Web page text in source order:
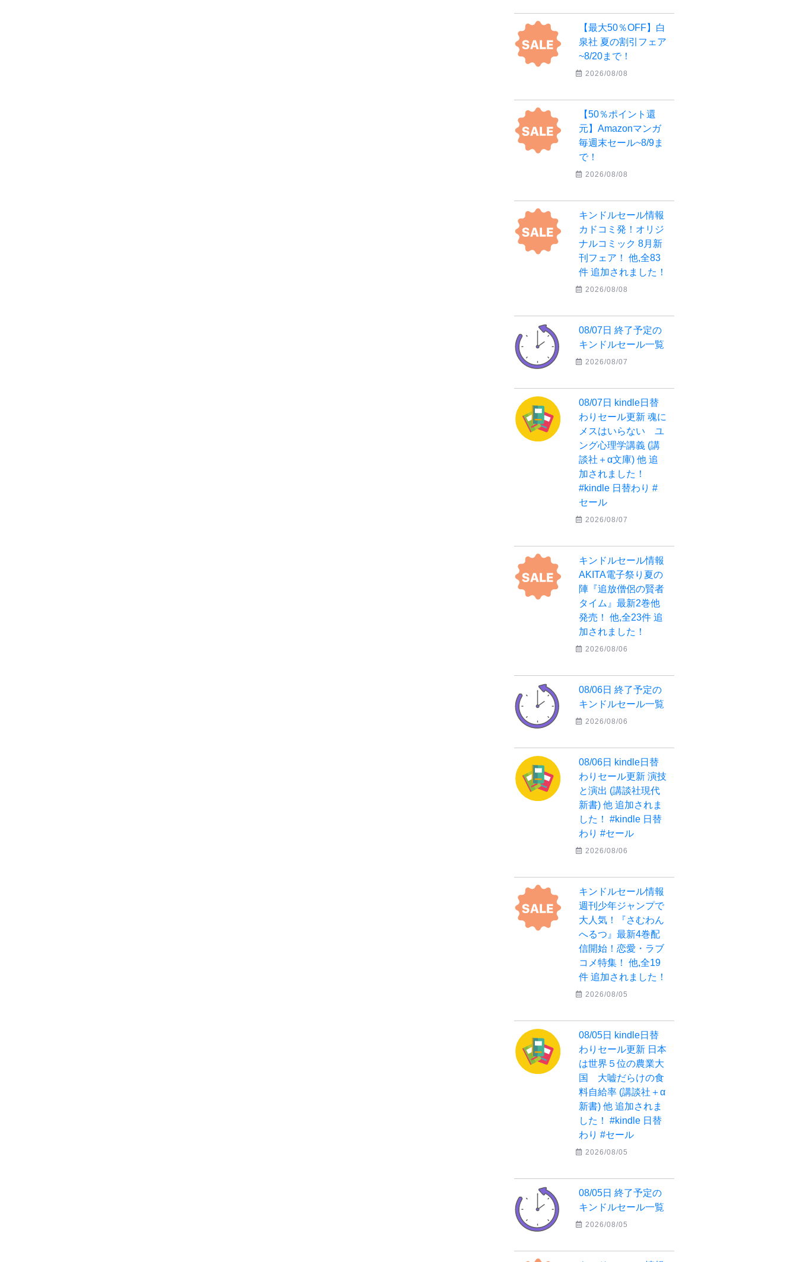
【最大50％OFF】白
泉社 夏の割引フェア
~8/20まで！
2026/08/08
【50％ポイント還
元】Amazonマンガ
毎週末セール~8/9ま
で！
2026/08/08
キンドルセール情報
カドコミ発！オリジ
ナルコミック 8月新
刊フェア！ 他,全83
件 追加されました！
2026/08/08
08/07日 終了予定の
キンドルセール一覧
2026/08/07
08/07日 kindle日替
わりセール更新 魂に
メスはいらない ユ
ング心理学講義 (講
談社＋α文庫) 他 追
加されました！
#kindle 日替わり #
セール
2026/08/07
キンドルセール情報
AKITA電子祭り夏の
陣『追放僧侶の賢者
タイム』最新2巻他
発売！ 他,全23件 追
加されました！
2026/08/06
08/06日 終了予定の
キンドルセール一覧
2026/08/06
08/06日 kindle日替
わりセール更新 演技
と演出 (講談社現代
新書) 他 追加されま
した！ #kindle 日替
わり #セール
2026/08/06
キンドルセール情報
週刊少年ジャンプで
大人気！『さむわん
へるつ』最新4巻配
信開始！恋愛・ラブ
コメ特集！ 他,全19
件 追加されました！
2026/08/05
08/05日 kindle日替
わりセール更新 日本
は世界５位の農業大
国 大嘘だらけの食
料自給率 (講談社＋α
新書) 他 追加されま
した！ #kindle 日替
わり #セール
2026/08/05
08/05日 終了予定の
キンドルセール一覧
2026/08/05